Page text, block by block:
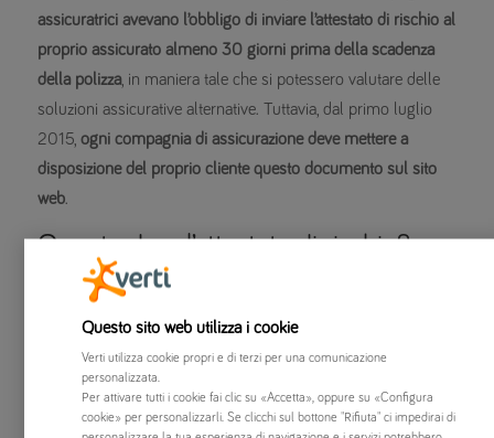
assicuratrici avevano l’obbligo di inviare l’attestato di rischio al
proprio assicurato almeno 30 giorni prima della scadenza
della polizza , in maniera tale che si potessero valutare delle
soluzioni assicurative alternative. Tuttavia, dal primo luglio
2015, ogni compagnia di assicurazione deve mettere a
disposizione del proprio cliente questo documento sul sito
web.
Quanto dura l’attestato di rischio?
L’attestato di rischio è un documento che viene aggiornato
sulla base della storia assicurativa del cliente.
Nondimeno laclasse di merito
rischio può essere utilizzata per icinque anni successivialla
scadenza dello stesso.
Questo sito web utilizza i cookie
Verti utilizza cookie propri e di terzi per una comunicazione
personalizzata.
Per attivare tutti i cookie fai clic su «Accetta», oppure su «Configura
cookie» per personalizzarli. Se clicchi sul bottone "Rifiuta" ci impedirai di